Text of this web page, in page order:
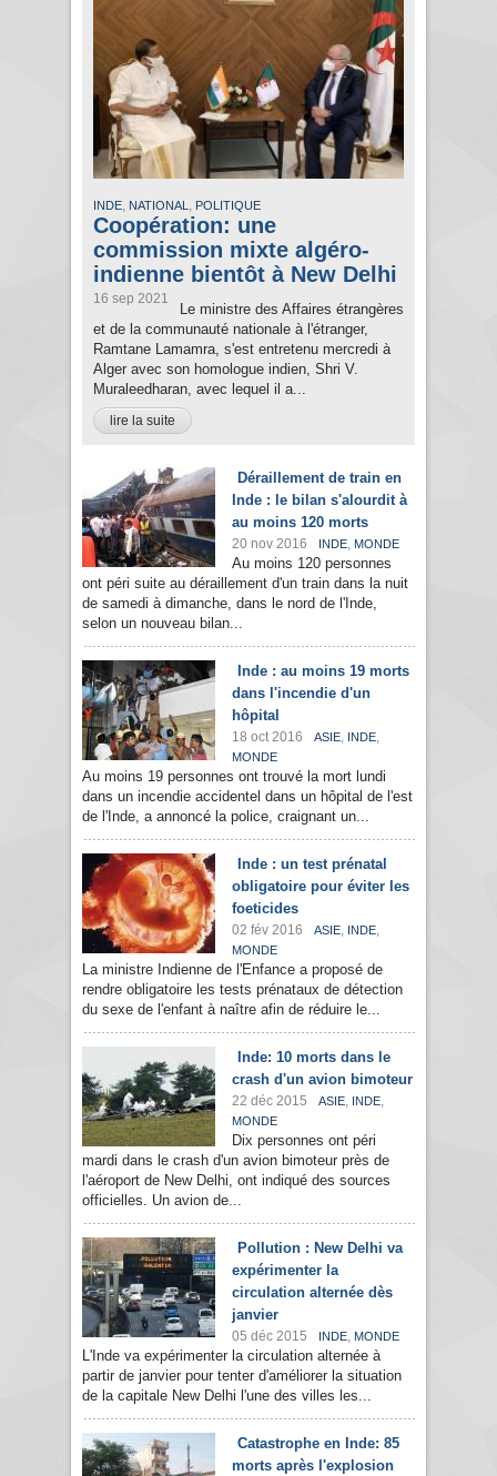
INDE, NATIONAL , POLITIQUE
Coopération: une
commission mixte algéro-
indienne bientôt à New Delhi
16 sep 2021
Le ministre des Affaires étrangères
et de la communauté nationale à l'étranger,
Ramtane Lamamra, s'est entretenu mercredi à
Alger avec son homologue indien, Shri V.
Muraleedharan, avec lequel il a...
lire la suite
Déraillement de train en
Inde : le bilan s'alourdit à
au moins 120 morts
20 nov 2016 INDE, MONDE
Au moins 120 personnes
ont péri suite au déraillement d'un train dans la nuit
de samedi à dimanche, dans le nord de l'Inde,
selon un nouveau bilan...
Inde : au moins 19 morts
dans l'incendie d'un
hôpital
18 oct 2016 ASIE, INDE,
MONDE
Au moins 19 personnes ont trouvé la mort lundi
dans un incendie accidentel dans un hôpital de l'est
de l'Inde, a annoncé la police, craignant un...
Inde : un test prénatal
obligatoire pour éviter les
foeticides
02 fév 2016 ASIE, INDE,
MONDE
La ministre Indienne de l'Enfance a proposé de
rendre obligatoire les tests prénataux de détection
du sexe de l'enfant à naître afin de réduire le...
Inde: 10 morts dans le
crash d'un avion bimoteur
22 déc 2015 ASIE, INDE,
MONDE
Dix personnes ont péri
mardi dans le crash d'un avion bimoteur près de
l'aéroport de New Delhi, ont indiqué des sources
officielles. Un avion de...
Pollution : New Delhi va
expérimenter la
circulation alternée dès
janvier
05 déc 2015 INDE, MONDE
L'Inde va expérimenter la circulation alternée à
partir de janvier pour tenter d'améliorer la situation
de la capitale New Delhi l'une des villes les...
Catastrophe en Inde: 85
morts après l'explosion